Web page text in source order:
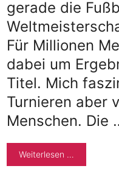
gerade die
Für Millionen
dabei um
Titel. Mich
Turnieren aber
Menschen. Die
Weiterlesen …